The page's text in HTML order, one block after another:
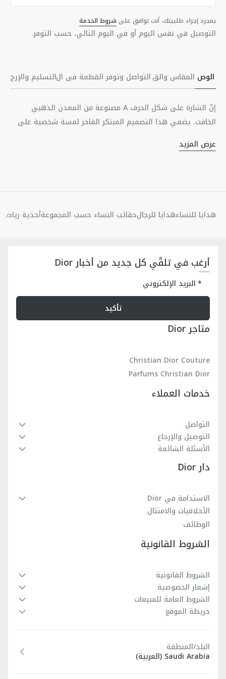
بمجرد إجراء طلبيتك، أنت توافق على شروط الخدمة
التوصيل في نفس اليوم أو في اليوم التالي، حسب التوفر.
الوص
ف
المقاس والق
صة
التواصل وتوفر القطعة في ال
متجر
التسليم والإرج
اع
إنّ الشارة على شكل الحرف A مصنوعة من المعدن الذهبي
الخافت. يضفي هذا التصميم المبتكر الفاخر لمسة شخصية على
ABCDior.
معدن ذهبي خافت
عرض المزيد
هدايا للنساءهدايا للرجالحقائب النساء حسب المجموعةأحذية
أرغب في تلقّي كل جديد من أخبار Dior
البريد الإلكتروني
تأكيد
متاجر Dior
Christian Dior Couture
Parfums Christian Dior
خدمات العملاء
التواصل
التوصيل والإرجاع
الأسئلة الشائعة
دار Dior
الاستدامة في Dior
الأخلاقيات والامتثال
الوظائف
الشروط القانونية
الشروط القانونية
إشعار الخصوصية
الشروط العامة للمبيعات
خريطة الموقع
البلد/المنطقة
Saudi Arabia (العربية)